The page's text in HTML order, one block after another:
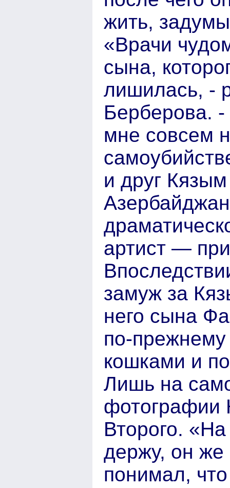
жить,
«Врачи
сына,
лишилась, -
Берберова.
мне совсем
и друг
артист —
замуж за
него сына
по-прежнему
кошками и
Лишь на
фотографии
Второго.
держу, он же
понимал,